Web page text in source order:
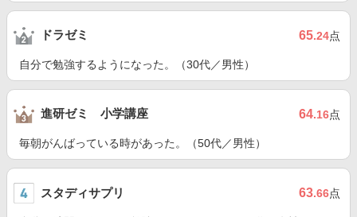
ドラゼミ 65.24点
自分で勉強するようになった。（30代／男性）
進研ゼミ 小学講座 64.16点
毎朝がんばっている時があった。（50代／男性）
スタディサプリ 63.66点